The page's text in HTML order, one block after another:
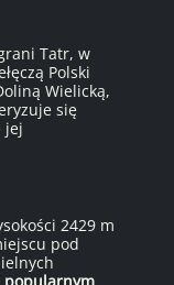
Tatr, w
Polski
Wielicką,
się
jej
2429 m
pod
popularnym